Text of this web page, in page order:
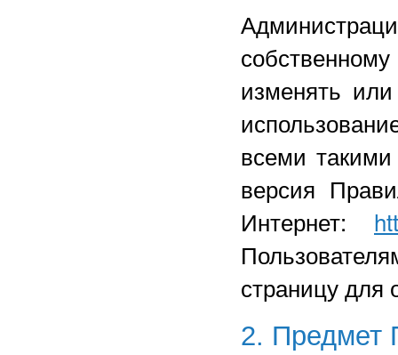
изменять
всеми
версия
Интернет:
страницу для
2. Предмет